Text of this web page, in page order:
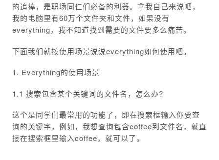
的追捧，是职场同仁们必备的利器。拿我自己来说吧，
我的电脑里有60万个文件夹和文件，如果没有
everything，我不知道找到需要的文件要多么痛苦。
下面我们就按使用场景说说everything如何使用吧。
1. Everything的使用场景
1.1 搜索包含某个关键词的文件名，怎么办?
这个是同学们最常用的功能了，即在搜索框输入你要查
询的关键字，例如，我想查询包含coffee到文件名，就直
接在搜索框里输入coffee，就可以了。